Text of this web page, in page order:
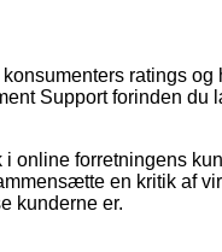
ratings og
Support forinden du
online forretningens
en kritik af
kunderne er.